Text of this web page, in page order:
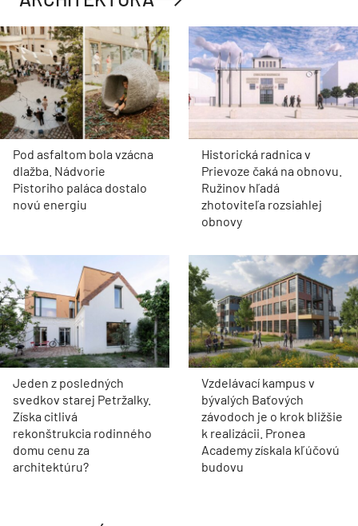
Pod asfaltom bola vzácna
dlažba. Nádvorie
Pistoriho paláca dostalo
novú energiu
Historická radnica v
Prievoze čaká na obnovu.
Ružinov hľadá
zhotoviteľa rozsiahlej
obnovy
Jeden z posledných
svedkov starej Petržalky.
Získa citlivá
rekonštrukcia rodinného
domu cenu za
architektúru?
Vzdelávací kampus v
bývalých Baťových
závodoch je o krok bližšie
k realizácii. Pronea
Academy získala kľúčovú
budovu